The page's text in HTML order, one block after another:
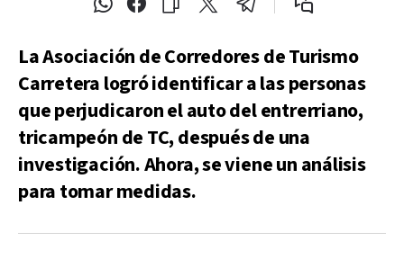
La Asociación de Corredores de Turismo
Carretera logró identificar a las personas
que perjudicaron el auto del entrerriano,
tricampeón de TC, después de una
investigación. Ahora, se viene un análisis
para tomar medidas.